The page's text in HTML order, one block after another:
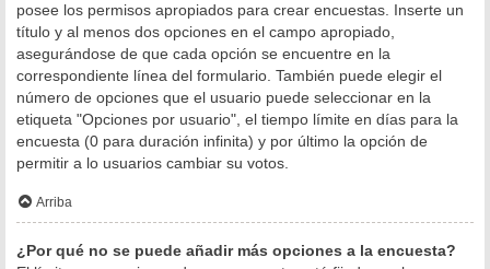
posee los permisos apropiados para crear encuestas. Inserte un
título y al menos dos opciones en el campo apropiado,
asegurándose de que cada opción se encuentre en la
correspondiente línea del formulario. También puede elegir el
número de opciones que el usuario puede seleccionar en la
etiqueta "Opciones por usuario", el tiempo límite en días para la
encuesta (0 para duración infinita) y por último la opción de
permitir a lo usuarios cambiar su votos.
Arriba
¿Por qué no se puede añadir más opciones a la encuesta?